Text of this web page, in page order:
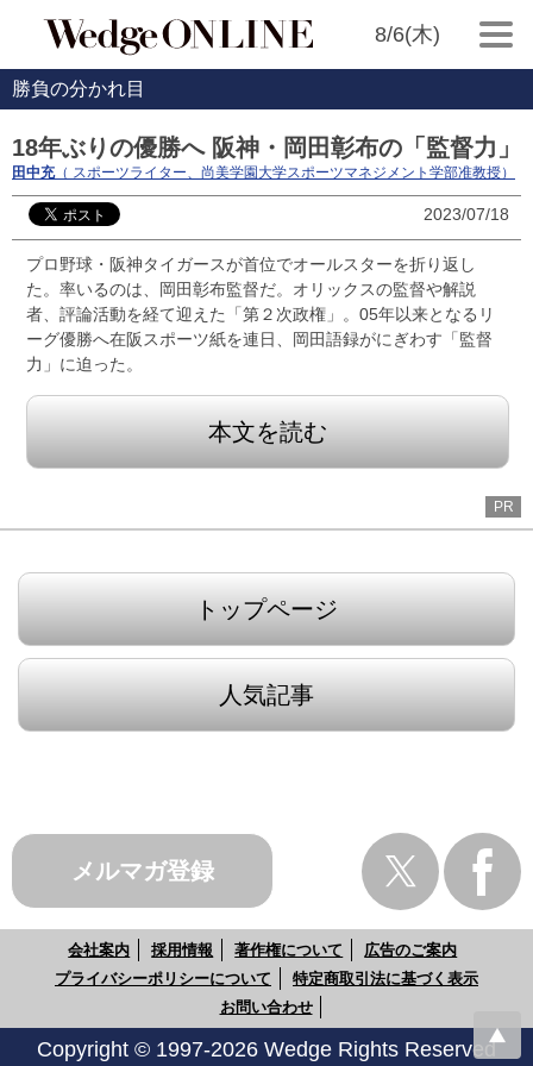
8/6(木)
勝負の分かれ目
18年ぶりの優勝へ 阪神・岡田彰布の「監督力」
田中充（ スポーツライター、尚美学園大学スポーツマネジメント学部准教授）
2023/07/18
プロ野球・阪神タイガースが首位でオールスターを折り返し
た。率いるのは、岡田彰布監督だ。オリックスの監督や解説
者、評論活動を経て迎えた「第２次政権」。05年以来となるリ
ーグ優勝へ在阪スポーツ紙を連日、岡田語録がにぎわす「監督
力」に迫った。
本文を読む
PR
トップページ
人気記事
メルマガ登録
会社案内 採用情報 著作権について
広告のご案内
プライバシーポリシーについて
特定商取引法に基づく表示
お問い合わせ
Copyright © 1997-2026 Wedge Rights Reserved